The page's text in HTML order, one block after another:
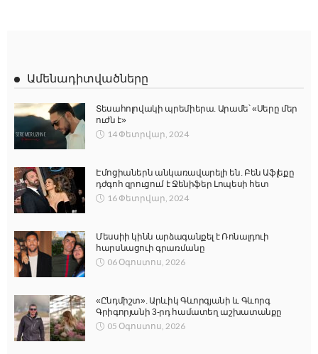
Ամենադիտվածները
Տեսահոլովակի պրեմիերա. Արամե՝ «Սերը մեր
ուժն է»
14 Փետրվար, 2024
Էմոցիաներն անկառավարելի են. Բեն Աֆլեքը
դժգոհ զրուցում է Ջենիֆեր Լոպեսի հետ
16 Փետրվար, 2024
Մեսսիի կինն արձագանքել է Ռոնալդուի
հարսնացուի գրառմանը
06 Օգոստոս, 2026
«Ընդմիշտ». Արևիկ Գևորգյանի և Գևորգ
Գրիգորյանի 3-րդ համատեղ աշխատանքը
05 Օգոստոս, 2026